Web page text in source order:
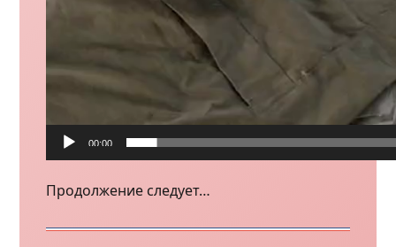
00:00
Продолжение следует…